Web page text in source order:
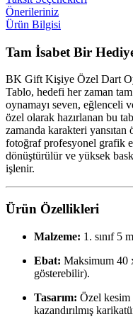
Önerileriniz
Ürün Bilgisi
Tam İsabet Bir
BK Gift Kişiye Özel Dart
Tablo, hedefi her zaman
oynamayı seven, eğlenceli
özel olarak hazırlanan bu
zamanda karakteri
fotoğraf profesyonel grafik
dönüştürülür ve yüksek
işlenir.
Ürün Özellikleri
Malzeme: 1. sınıf 5
Ebat: Maksimum 40
gösterebilir).
Tasarım: Özel
kazandırılmış